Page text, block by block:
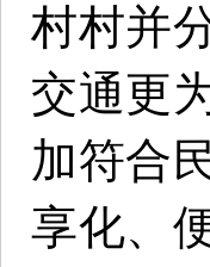
村村并
交通更
加符合
享化、